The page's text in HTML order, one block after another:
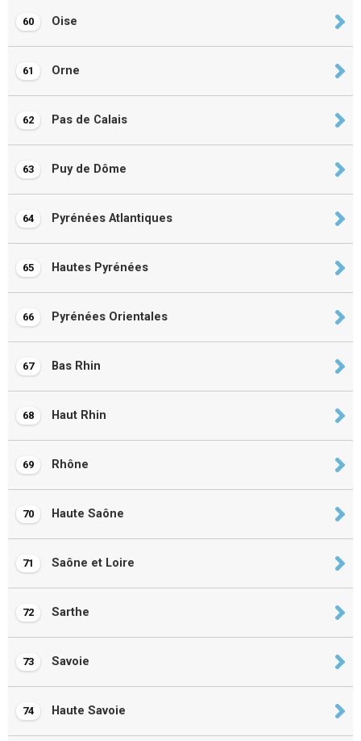
60 Oise
61 Orne
62 Pas de Calais
63 Puy de Dôme
64 Pyrénées Atlantiques
65 Hautes Pyrénées
66 Pyrénées Orientales
67 Bas Rhin
68 Haut Rhin
69 Rhône
70 Haute Saône
71 Saône et Loire
72 Sarthe
73 Savoie
74 Haute Savoie